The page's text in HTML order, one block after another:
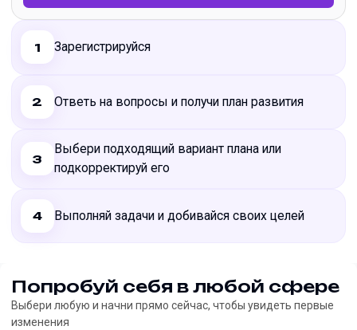
1 Зарегистрируйся
2 Ответь на вопросы и получи план развития
3
Выбери подходящий вариант плана или
подкорректируй его
4 Выполняй задачи и добивайся своих целей
Попробуй себя в любой сфере
Выбери любую и начни прямо сейчас, чтобы увидеть первые
изменения